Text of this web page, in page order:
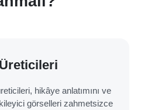
hikâye anlatımını ve
görselleri zahmetsizce